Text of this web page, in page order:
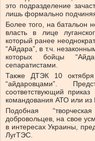
это подразделение
лишь формально
Более того, на батальон
власть в лице
который ранее
“Айдара”, в т.ч.
которых бойцы
сепаратистами.
Также ДТЭК 10
“айдаровцами”.
соответствующий
командования АТО или
Подобная
добровольцев, на свое
в интересах Украины,
ЛугТЭС.